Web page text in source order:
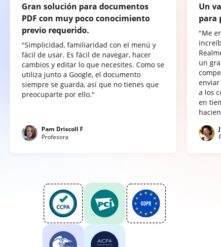
Gran solución para documentos
PDF con muy poco conocimiento
previo requerido.
"Simplicidad, familiaridad con el menú y
fácil de usar. Es fácil de navegar, hacer
cambios y editar lo que necesites. Como se
utiliza junto a Google, el documento
siempre se guarda, así que no tienes que
preocuparte por ello."
Pam Driscoll F
Profesora
Un
para
"Me
un
a los
en